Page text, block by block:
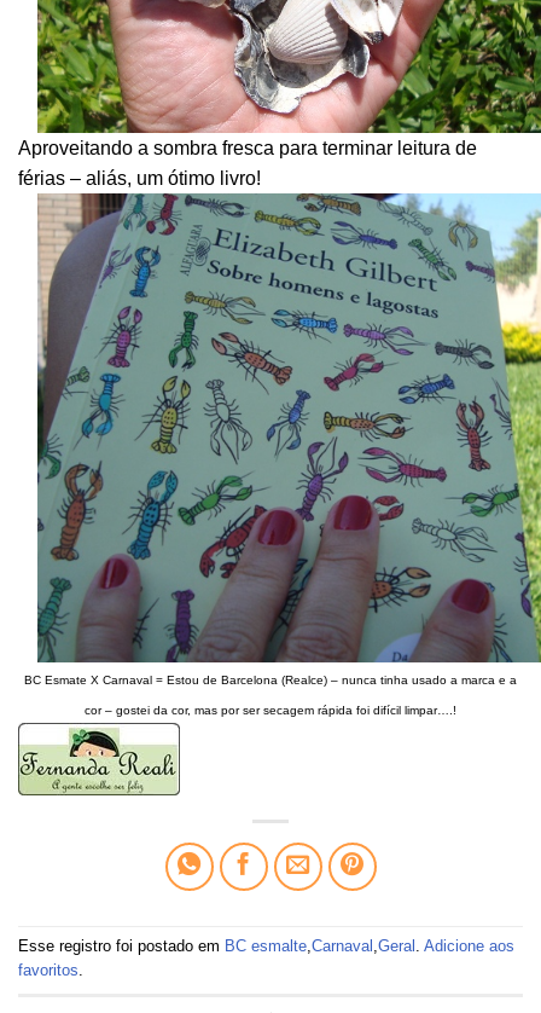
Aproveitando a sombra fresca para terminar leitura de
férias – aliás, um ótimo livro!
BC Esmate X Carnaval = Estou de Barcelona (Realce) – nunca tinha usado a marca e a
cor – gostei da cor, mas por ser secagem rápida foi difícil limpar….!
Esse registro foi postado em BC esmalte,Carnaval ,Geral . Adicione aos
favoritos.